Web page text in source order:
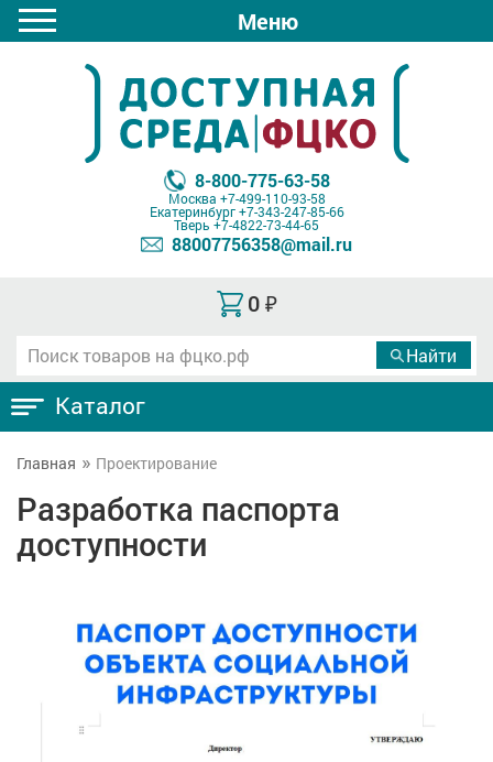
Меню
8-800-775-63-58
Москва +7-499-110-93-58
Екатеринбург+7-343-247-85-66
Тверь +7-4822-73-44-65
88007756358@mail.ru
0 ₽
Каталог
Главная Проектирование
Разработка паспорта
доступности